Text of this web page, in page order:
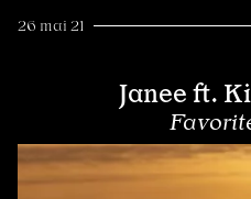
26 mai 21
Janee ft.